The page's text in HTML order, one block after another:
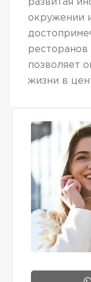
развитая
окружении
позволяет
жизни в